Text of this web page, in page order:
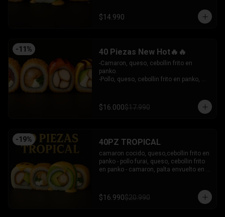
INCLUYE: 3 SALSAS - 2 PALITOS
$14.990
-11 % 40 Piezas New Hot🔥🔥
-Camaron, queso, cebollin frito en
panko.
-Pollo, queso, cebollin frito en panko,
bañado en salsa tari y dulce.
-Atun, queso, cebollin frito en panko.
$16.000$17.990
-19% 40PZ TROPICAL
camaron cocido, queso,cebollin frito en
panko - pollo furai, queso, cebollin frito
en panko - camaron, palta envuelto en
bañado en salsa de maracuya
INCLUYE: 3 SALSAS - 2 PALITOS
$16.990$20.990